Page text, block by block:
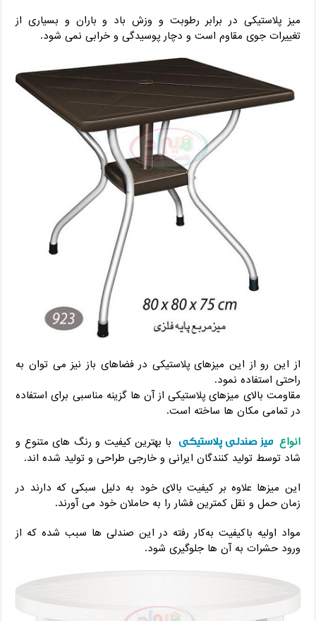
میز پلاستیکی در برابر رطوبت و وزش باد و باران و بسیاری از
تغییرات جوی مقاوم است و دچار پوسیدگی و خرابی نمی شود.
از این رو از این میزهای پلاستیکی در فضاهای باز نیز می توان به
راحتی استفاده نمود.
مقاومت بالای میزهای پلاستیکی از آن ها گزینه مناسبی برای استفاده
در تمامی مکان ها ساخته است.
انواع میز صندلی پلاستیکی با بهترین کیفیت و رنگ های متنوع و
شاد توسط تولید کنندگان ایرانی و خارجی طراحی و تولید شده اند.
این میزها علاوه بر کیفیت بالای خود به دلیل سبکی که دارند در
زمان حمل و نقل کمترین فشار را به حاملان خود می آورند.
مواد اولیه باکیفیت به‌کار رفته در این صندلی ها سبب شده که از
ورود حشرات به آن ها جلوگیری شود.